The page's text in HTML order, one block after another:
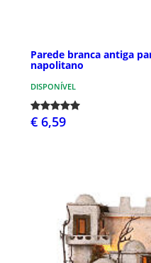
Parede branca antiga
napolitano
DISPONÍVEL
€ 6,59